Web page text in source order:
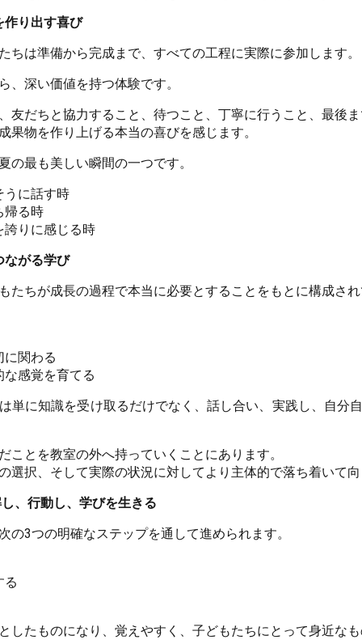
り出す喜び
ちは準備から完成まで、すべての工程に実際に参加します。
、深い価値を持つ体験です。
友だちと協力すること、待つこと、丁寧に行うこと、最後
果物を作り上げる本当の喜びを感じます。
の最も美しい瞬間の一つです。
うに話す時
帰る時
誇りに感じる時
がる学び
たちが成長の過程で本当に必要とすることをもとに構成さ
に関わる
感覚を育てる
単に知識を受け取るだけでなく、話し合い、実践し、自分
ことを教室の外へ持っていくことにあります。
選択、そして実際の状況に対してより主体的で落ち着いて
、行動し、学びを生きる
の3つの明確なステップを通して進められます。
る
したものになり、覚えやすく、子どもたちにとって身近な